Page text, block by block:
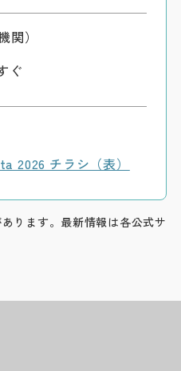
関）
ぐ
2026 チラシ（表）
ります。最新情報は各公式サ